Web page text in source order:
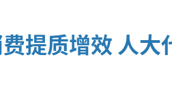
提质增效 人